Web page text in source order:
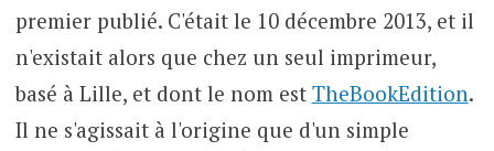
premier publié. C'était le 10 décembre 2013, et il
n'existait alors que chez un seul imprimeur,
basé à Lille, et dont le nom est TheBookEdition.
Il ne s'agissait à l'origine que d'un simple